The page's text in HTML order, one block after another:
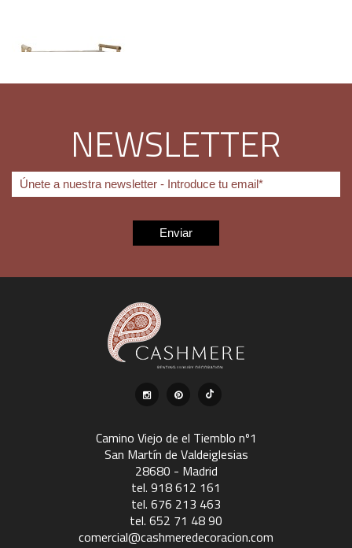
Descalzadora Bambú
Ref. BAN022 +
Cojin Tahiti esmeralda
Funda Para Velvet Flor Beige Y Turquesa
NEWSLETTER
Camino Viejo de el Tiemblo nº1
San Martín de Valdeiglesias
28680 - Madrid
tel. 918 612 161
tel. 676 213 463
tel. 652 71 48 90
comercial@cashmeredecoracion.com